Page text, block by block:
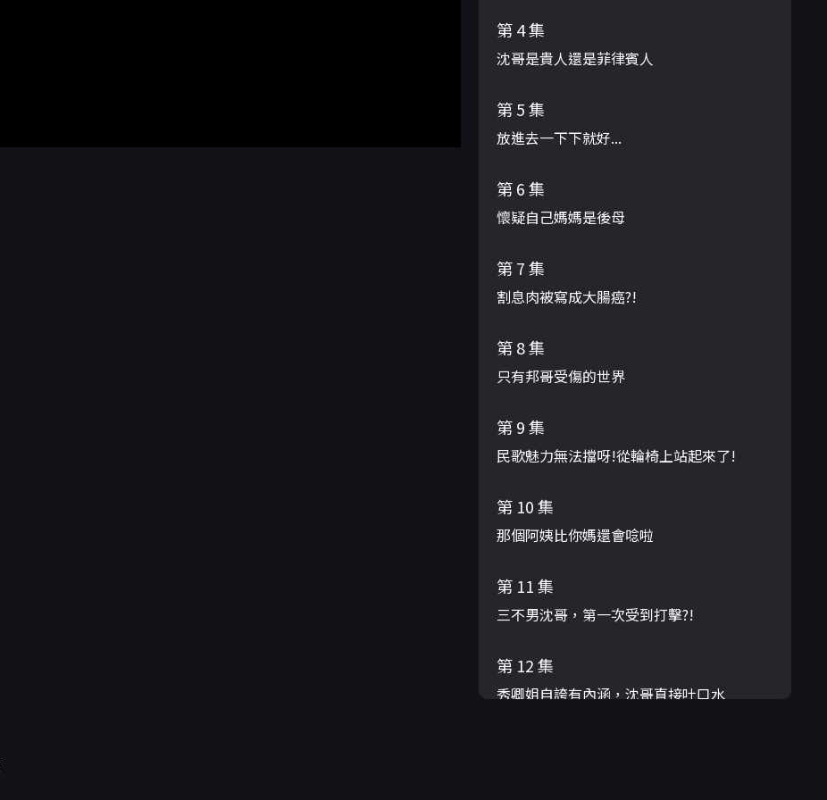
第 4 集
沈哥是貴人還是菲律賓人
第 5 集
放進去一下下就好...
第 6 集
懷疑自己媽媽是後母
第 7 集
割息肉被寫成大腸癌?!
第 8 集
只有邦哥受傷的世界
第 9 集
民歌魅力無法擋呀!從輪椅上站起來了!
第 10 集
那個阿姨比你媽還會唸啦
第 11 集
三不男沈哥，第一次受到打擊?!
第 12 集
秀卿姐自誇有內涵，沈哥直接吐口水